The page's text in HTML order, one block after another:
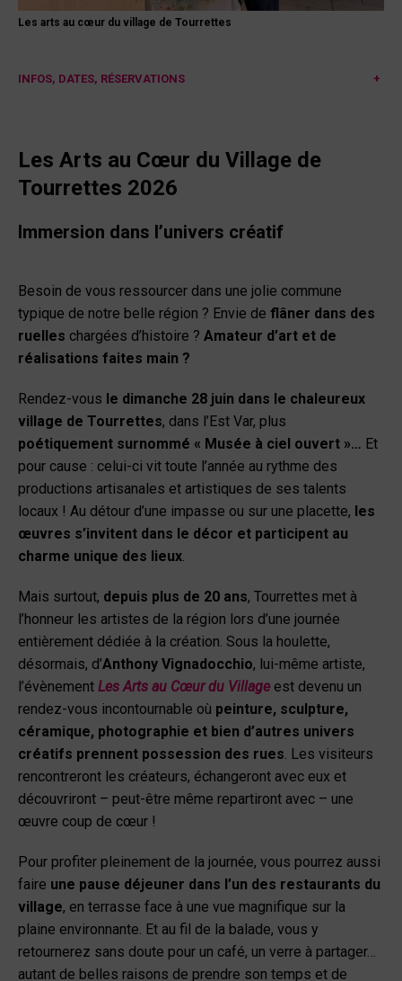
Les arts au cœur du village de Tourrettes
INFOS, DATES, RÉSERVATIONS +
Les Arts au Cœur du Village de
Tourrettes 2026
Immersion dans l’univers créatif
Besoin de vous ressourcer dans une jolie commune
typique de notre belle région ? Envie de flâner dans des
ruelles chargées d’histoire ? Amateur d’art et de
réalisations faites main ?
Rendez-vous le dimanche 28 juin dans le chaleureux
village de Tourrettes, dans l’Est Var, plus
poétiquement surnommé « Musée à ciel ouvert »… Et
pour cause : celui-ci vit toute l’année au rythme des
productions artisanales et artistiques de ses talents
locaux ! Au détour d’une impasse ou sur une placette, les
œuvres s’invitent dans le décor et participent au
charme unique des lieux.
Mais surtout, depuis plus de 20 ans, Tourrettes met à
l’honneur les artistes de la région lors d’une journée
entièrement dédiée à la création. Sous la houlette,
désormais, d’Anthony Vignadocchio, lui-même artiste,
l’évènement Les Arts au Cœur du Village est devenu un
rendez-vous incontournable où peinture, sculpture,
céramique, photographie et bien d’autres univers
créatifs prennent possession des rues. Les visiteurs
rencontreront les créateurs, échangeront avec eux et
découvriront – peut-être même repartiront avec – une
œuvre coup de cœur !
Pour profiter pleinement de la journée, vous pourrez aussi
faire une pause déjeuner dans l’un des restaurants du
village, en terrasse face à une vue magnifique sur la
plaine environnante. Et au fil de la balade, vous y
retournerez sans doute pour un café, un verre à partager…
autant de belles raisons de prendre son temps et de